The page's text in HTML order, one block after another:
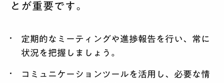
とが重要です。
定期的なミーティングや進捗報告を行い、常に
状況を把握しましょう。
コミュニケーションツールを活用し、必要な情